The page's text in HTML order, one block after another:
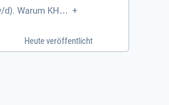
Warum KHS? +
Heute veröffentlicht